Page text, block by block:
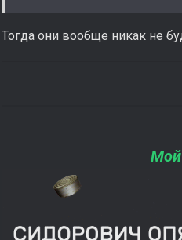
Тогда они вообще никак не